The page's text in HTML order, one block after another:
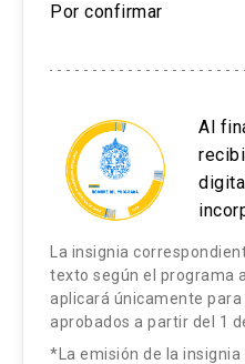
Por confirmar
Al
La insignia
texto según el programa
aplicará únicamente
aprobados a partir del 1
*La emisión de la